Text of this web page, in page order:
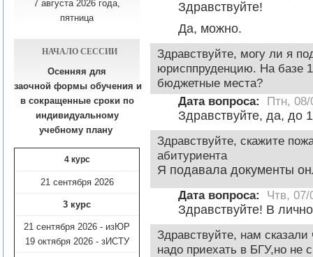
7 августа 2026 года,
пятница
НАЧАЛО СЕССИИ
Осенняя для
заочной формы обучения и
в сокращенные сроки по
индивидуальному
учебному плану​
4 курс
21 сентября 2026
3 курс
21 сентября 2026 - изЮР
19 октября 2026 - зИСТУ
Здравствуйте!
Да, можно.
Здравствуйте, могу ли я
юрисппруденцию. На базе
бюджетные места?
Дата вопроса:
Птн, 08/
Здравствуйте, да, до
Здравствуйте, скажите
абитуриента
Я подавала документы
Дата вопроса: Чтв, 07/
Здравствуйте! В
Здравствуйте, нам
надо приехать в БГУ,но не